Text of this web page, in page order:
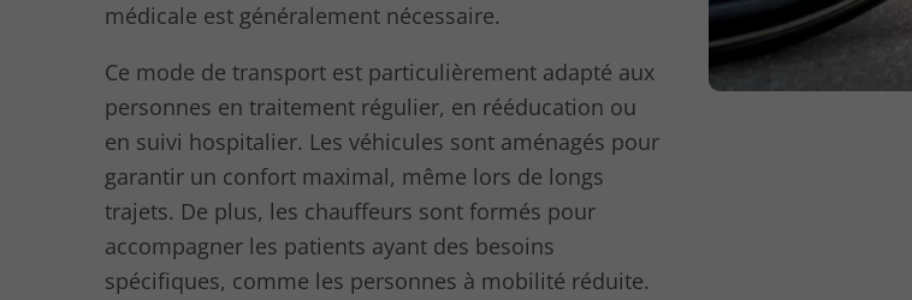
médicale est généralement nécessaire.
Ce mode de transport est particulièrement adapté aux
personnes en traitement régulier, en rééducation ou
en suivi hospitalier. Les véhicules sont aménagés pour
garantir un confort maximal, même lors de longs
trajets. De plus, les chauffeurs sont formés pour
accompagner les patients ayant des besoins
spécifiques, comme les personnes à mobilité réduite.